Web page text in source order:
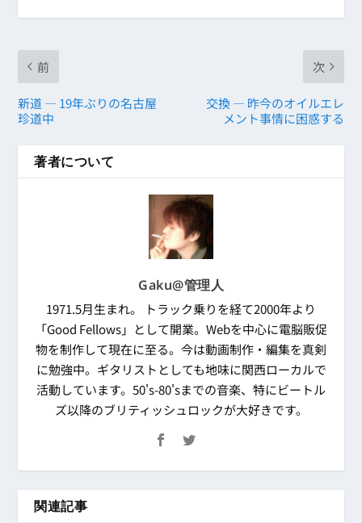
前
新道 ― 19年ぶりの名古屋
珍道中
次
交換 ― 昨今のオイルエレ
メント事情に困惑する
著者について
Gaku@管理人
1971.5月生まれ。 トラック乗りを経て2000年より
「Good Fellows」として開業。Webを中心に電脳販促
物を制作して現在に至る。今は動画制作・編集を真剣
に勉強中。ギタリストとしても地味に関西ローカルで
活動しています。50's-80'sまでの音楽、特にビートル
ズ以降のブリティッシュロックが大好きです。
関連記事